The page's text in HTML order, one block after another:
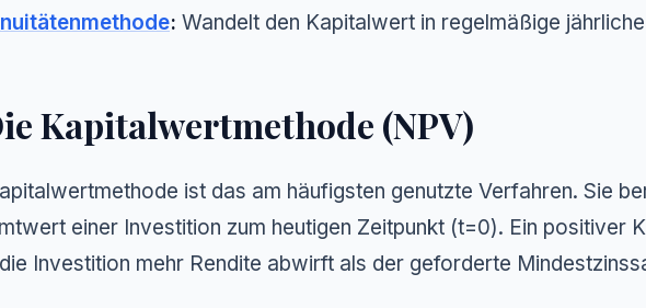
: Wandelt den Kapitalwert in regelmäßige
Kapitalwertmethode (NPV)
ist das am häufigsten genutzte Verfahren. Sie
einer Investition zum heutigen Zeitpunkt (t=0). Ein positiver
Investition mehr Rendite abwirft als der geforderte